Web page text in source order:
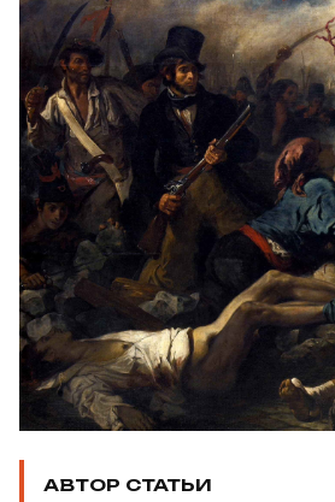
АВТОР СТАТЬИ